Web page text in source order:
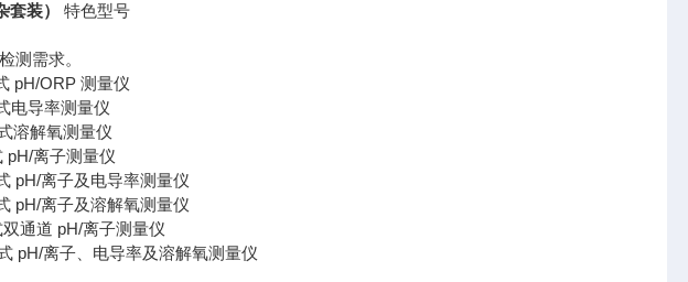
装） 特色型号
测需求。
pH/ORP 测量仪
电导率测量仪
溶解氧测量仪
pH/离子测量仪
pH/离子及电导率测量仪
pH/离子及溶解氧测量仪
通道 pH/离子测量仪
pH/离子、电导率及溶解氧测量仪